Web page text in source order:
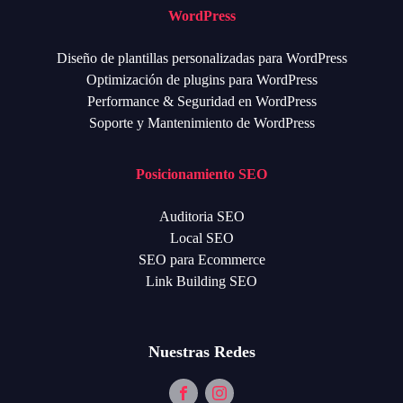
WordPress
Diseño de plantillas personalizadas para WordPress
Optimización de plugins para WordPress
Performance & Seguridad en WordPress
Soporte y Mantenimiento de WordPress
Posicionamiento SEO
Auditoria SEO
Local SEO
SEO para Ecommerce
Link Building SEO
Nuestras Redes